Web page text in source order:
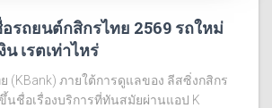
อรถยนต์กสิกรไทย 2569 รถใหม่
เรตเท่าไหร่
(KBank) ภายใต้การดูแลของ ลีสซิ่งกสิกร
นชื่อเรื่องบริการที่ทันสมัยผ่านแอป K